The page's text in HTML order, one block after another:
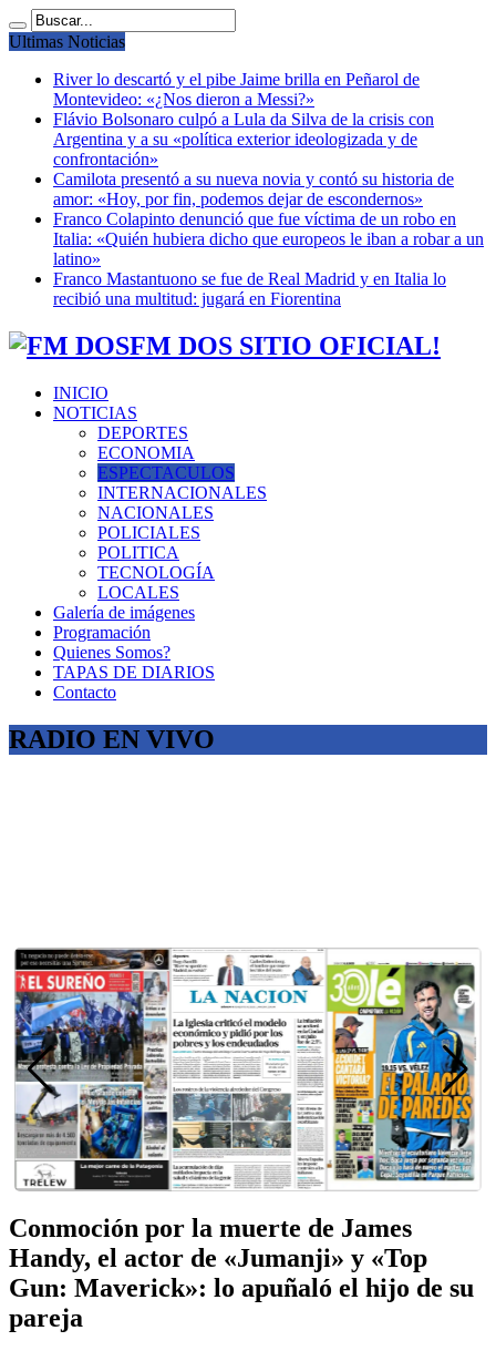
Ultimas Noticias
River lo descartó y el pibe Jaime brilla en Peñarol de
Montevideo: «¿Nos dieron a Messi?»
Flávio Bolsonaro culpó a Lula da Silva de la crisis con
Argentina y a su «política exterior ideologizada y de
confrontación»
Camilota presentó a su nueva novia y contó su historia de
amor: «Hoy, por fin, podemos dejar de escondernos»
Franco Colapinto denunció que fue víctima de un robo en
Italia: «Quién hubiera dicho que europeos le iban a robar a un
latino»
Franco Mastantuono se fue de Real Madrid y en Italia lo
recibió una multitud: jugará en Fiorentina
FM DOS SITIO OFICIAL!
INICIO
NOTICIAS
DEPORTES
ECONOMIA
ESPECTACULOS
INTERNACIONALES
NACIONALES
POLICIALES
POLITICA
TECNOLOGÍA
LOCALES
Galería de imágenes
Programación
Quienes Somos?
TAPAS DE DIARIOS
Contacto
RADIO EN VIVO
Conmoción por la muerte de James
Handy, el actor de «Jumanji» y «Top
Gun: Maverick»: lo apuñaló el hijo de su
pareja